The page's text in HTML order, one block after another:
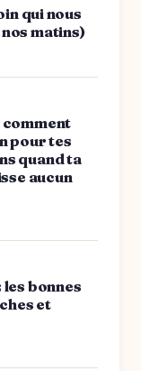
qui nous
matins)
pour tes
quand ta
aucun
bonnes
et